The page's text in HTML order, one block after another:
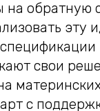
обратную
эту
свои
с